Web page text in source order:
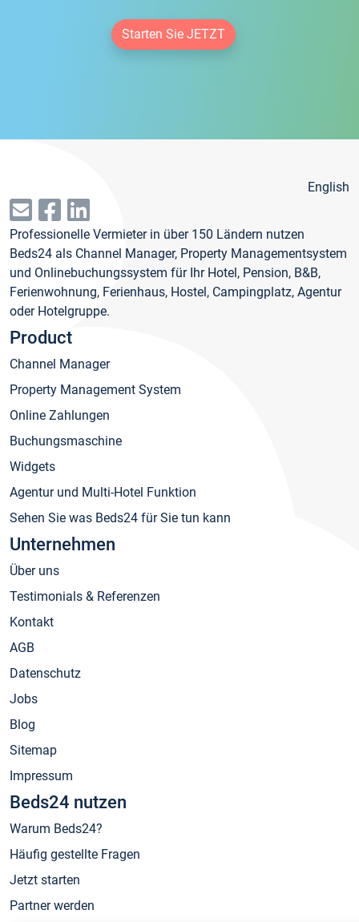
Starten Sie JETZT
English
Professionelle Vermieter in über 150 Ländern nutzen
Beds24 als Channel Manager, Property Managementsystem
und Onlinebuchungssystem für Ihr Hotel, Pension, B&B,
Ferienwohnung, Ferienhaus, Hostel, Campingplatz, Agentur
oder Hotelgruppe.
Product
Channel Manager
Property Management System
Online Zahlungen
Buchungsmaschine
Widgets
Agentur und Multi-Hotel Funktion
Sehen Sie was Beds24 für Sie tun kann
Unternehmen
Über uns
Testimonials & Referenzen
Kontakt
AGB
Datenschutz
Jobs
Blog
Sitemap
Impressum
Beds24 nutzen
Warum Beds24?
Häufig gestellte Fragen
Jetzt starten
Partner werden